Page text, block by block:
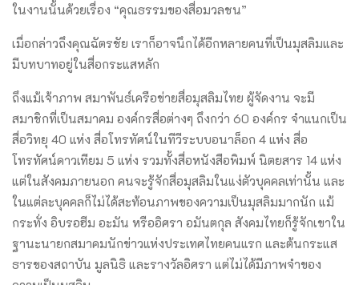
ในงานนั้นด้วยเรื่อง “คุณธรรมของสื่อมวลชน”
เมื่อกล่าวถึงคุณฉัตรชัย เราก็อาจนึกได้อีกหลายคนที่เป็นมุสลิมและ
มีบทบาทอยู่ในสื่อกระแสหลัก
ถึงแม้เจ้าภาพ สมาพันธ์เครือข่ายสื่อมุสลิมไทย ผู้จัดงาน จะมี
สมาชิกที่เป็นสมาคม องค์กรสื่อต่างๆ ถึงกว่า 60 องค์กร จำแนกเป็น
สื่อวิทยุ 40 แห่ง สื่อโทรทัศน์ในทีวีระบบอนาล็อก 4 แห่ง สื่อ
โทรทัศน์ดาวเทียม 5 แห่ง รวมทั้งสื่อหนังสือพิมพ์ นิตยสาร 14 แห่ง
แต่ในสังคมภายนอก คนจะรู้จักสื่อมุสลิมในแง่ตัวบุคคลเท่านั้น และ
ในแต่ละบุคคลก็ไม่ได้สะท้อนภาพของความเป็นมุสลิมมากนัก แม้
กระทั่ง อิบรอฮีม อะมัน หรืออิศรา อมันตกุล สังคมไทยก็รู้จักเขาใน
ฐานะนายกสมาคมนักข่าวแห่งประเทศไทยคนแรก และต้นกระแส
ธารของสถาบัน มูลนิธิ และรางวัลอิศรา แต่ไม่ได้มีภาพจำของ